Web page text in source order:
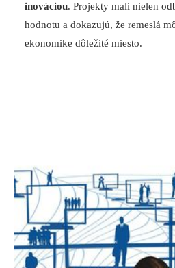
inováciou. Projekty mali nielen
hodnotu a dokazujú, že remeslá
ekonomike dôležité miesto.